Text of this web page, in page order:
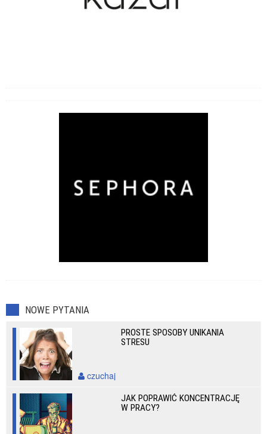
NOWE PYTANIA
PROSTE SPOSOBY UNIKANIA
STRESU
czuchaj
JAK POPRAWIĆ KONCENTRACJĘ
W PRACY?